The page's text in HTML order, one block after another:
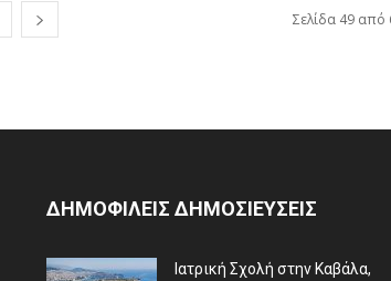
Σελίδα 49 από
ΔΗΜΟΦΙΛΕΙΣ ΔΗΜΟΣΙΕΥΣΕΙΣ
Ιατρική Σχολή στην Καβάλα,